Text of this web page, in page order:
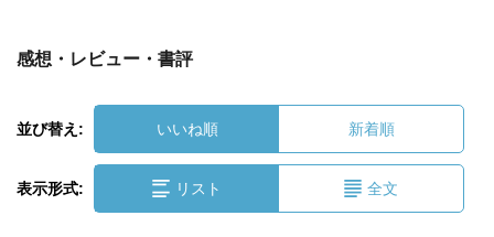
感想・レビュー・書評
並び替え: いいね順 新着順
表示形式: リスト 全文